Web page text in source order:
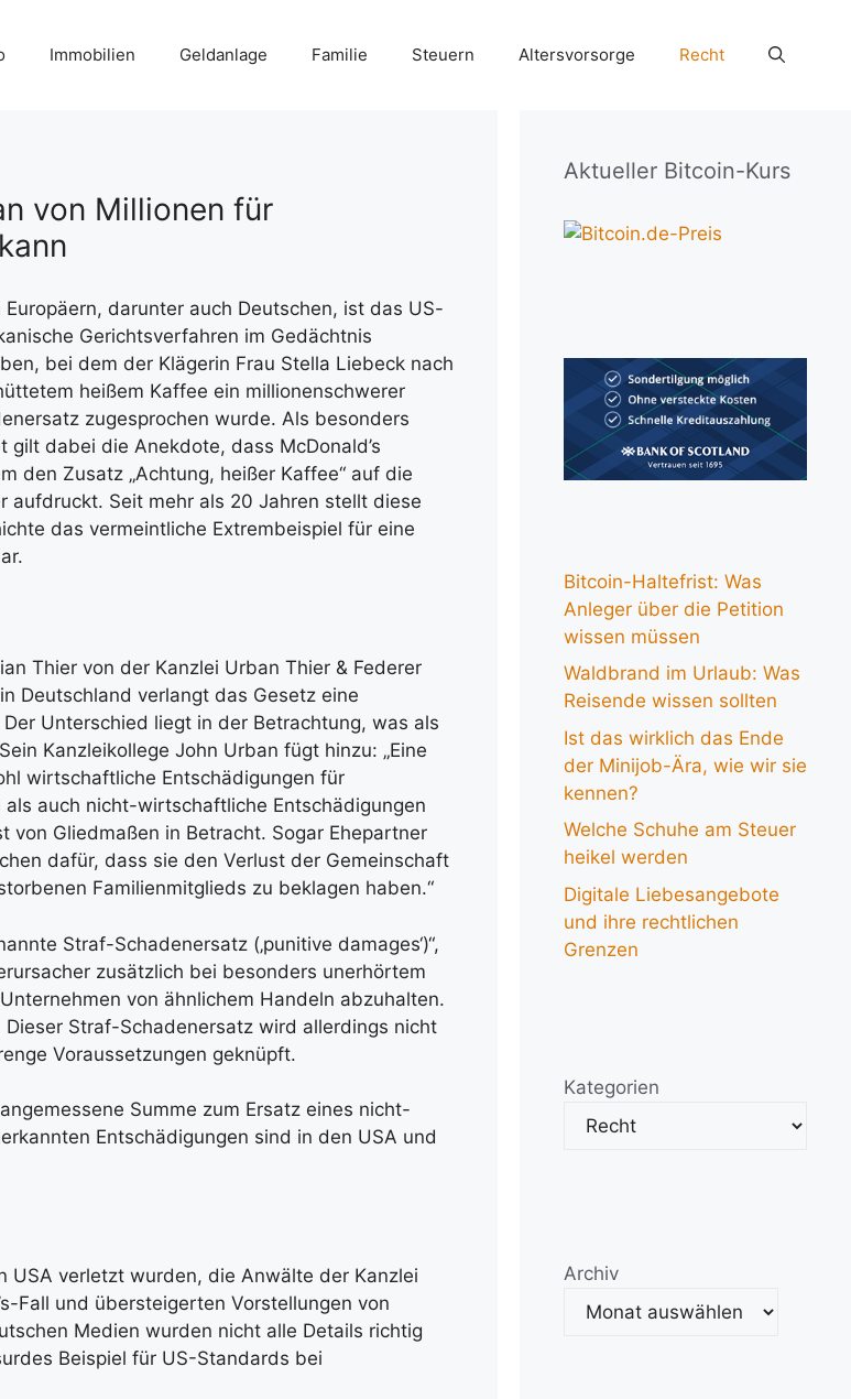
Immobilien Geldanlage Familie Steuern Altersvorsorge Recht
von Millionen für
Europäern, darunter auch Deutschen, ist das US-
Gerichtsverfahren im Gedächtnis
bei dem der Klägerin Frau Stella Liebeck nach
heißem Kaffee ein millionenschwerer
zugesprochen wurde. Als besonders
gilt dabei die Anekdote, dass McDonald’s
den Zusatz „Achtung, heißer Kaffee“ auf die
aufdruckt. Seit mehr als 20 Jahren stellt diese
das vermeintliche Extrembeispiel für eine
Thier von der Kanzlei Urban Thier & Federer
Deutschland verlangt das Gesetz eine
Unterschied liegt in der Betrachtung, was als
Kanzleikollege John Urban fügt hinzu: „Eine
wirtschaftliche Entschädigungen für
auch nicht-wirtschaftliche Entschädigungen
Gliedmaßen in Betracht. Sogar Ehepartner
dafür, dass sie den Verlust der Gemeinschaft
Familienmitglieds zu beklagen haben.“
Straf-Schadenersatz (‚punitive damages‘)“,
zusätzlich bei besonders unerhörtem
von ähnlichem Handeln abzuhalten.
Straf-Schadenersatz wird allerdings nicht
Voraussetzungen geknüpft.
Summe zum Ersatz eines nicht-
Entschädigungen sind in den USA und
USA verletzt wurden, die Anwälte der Kanzlei
Fall und übersteigerten Vorstellungen von
Medien wurden nicht alle Details richtig
Beispiel für US-Standards bei
Aktueller Bitcoin-Kurs
Bitcoin-Haltefrist: Was
Anleger über die Petition
wissen müssen
Waldbrand im Urlaub: Was
Reisende wissen sollten
Ist das wirklich das Ende
der Minijob-Ära, wie wir sie
kennen?
Welche Schuhe am Steuer
heikel werden
Digitale Liebesangebote
und ihre rechtlichen
Grenzen
Kategorien
Archiv